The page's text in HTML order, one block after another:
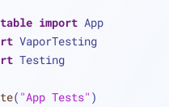
import App
VaporTesting
Testing
( "App Tests" )